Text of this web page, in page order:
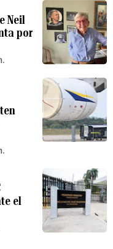
Neil
por
el